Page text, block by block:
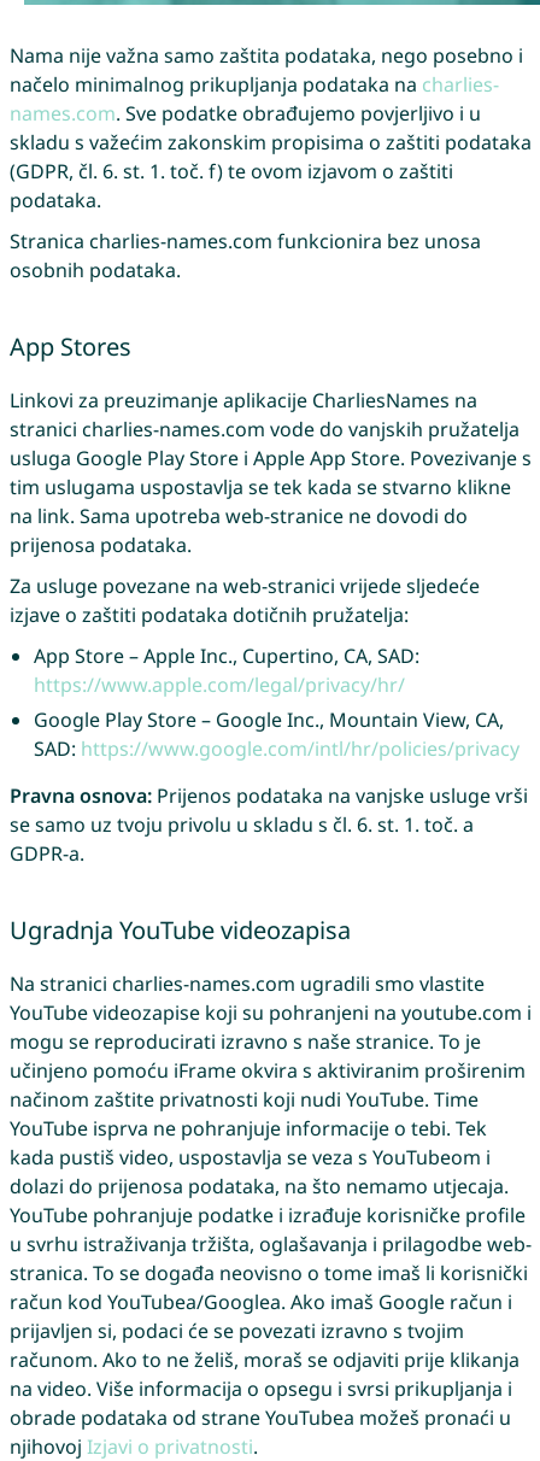
Nama nije važna samo zaštita podataka, nego posebno i
načelo minimalnog prikupljanja podataka na charlies-
names.com. Sve podatke obrađujemo povjerljivo i u
skladu s važećim zakonskim propisima o zaštiti podataka
(GDPR, čl. 6. st. 1. toč. f) te ovom izjavom o zaštiti
podataka.
Stranica charlies-names.com funkcionira bez unosa
osobnih podataka.
App Stores
Linkovi za preuzimanje aplikacije CharliesNames na
stranici charlies-names.com vode do vanjskih pružatelja
usluga Google Play Store i Apple App Store. Povezivanje s
tim uslugama uspostavlja se tek kada se stvarno klikne
na link. Sama upotreba web-stranice ne dovodi do
prijenosa podataka.
Za usluge povezane na web-stranici vrijede sljedeće
izjave o zaštiti podataka dotičnih pružatelja:
App Store – Apple Inc., Cupertino, CA, SAD:
https://www.apple.com/legal/privacy/hr/
Google Play Store – Google Inc., Mountain View, CA,
SAD: https://www.google.com/intl/hr/policies/privacy
Pravna osnova:Prijenos podataka na vanjske usluge vrši
se samo uz tvoju privolu u skladu s čl. 6. st. 1. toč. a
GDPR-a.
Ugradnja YouTube videozapisa
Na stranici charlies-names.com ugradili smo vlastite
YouTube videozapise koji su pohranjeni na youtube.com i
mogu se reproducirati izravno s naše stranice. To je
učinjeno pomoću iFrame okvira s aktiviranim proširenim
načinom zaštite privatnosti koji nudi YouTube. Time
YouTube isprva ne pohranjuje informacije o tebi. Tek
kada pustiš video, uspostavlja se veza s YouTubeom i
dolazi do prijenosa podataka, na što nemamo utjecaja.
YouTube pohranjuje podatke i izrađuje korisničke profile
u svrhu istraživanja tržišta, oglašavanja i prilagodbe web-
stranica. To se događa neovisno o tome imaš li korisnički
račun kod YouTubea/Googlea. Ako imaš Google račun i
prijavljen si, podaci će se povezati izravno s tvojim
računom. Ako to ne želiš, moraš se odjaviti prije klikanja
na video. Više informacija o opsegu i svrsi prikupljanja i
obrade podataka od strane YouTubea možeš pronaći u
njihovoj Izjavi o privatnosti.